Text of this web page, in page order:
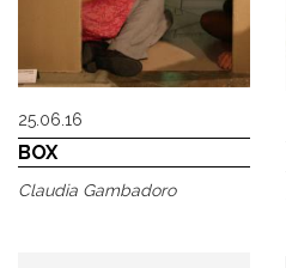
25.06.16
BOX
Claudia Gambadoro